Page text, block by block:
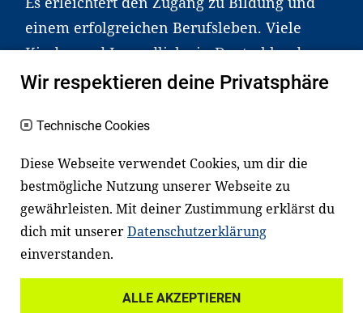
einem erfolgreichen Berufsleben. Viele
Kinder und Jugendliche in Deutschland
haben aber große Schwierigkeiten dabei.
an Familien sowie an Erzieher*innen,
Lehrer*innen und andere
Fachexpert*innen. Dafür arbeiten wir eng
mit Ministerien, wissenschaftlichen
Einrichtungen, Verbänden, Unternehmen
und anderen Stiftungen zusammen.
Wir respektieren deine Privatsphäre
Technische Cookies
Diese Webseite verwendet Cookies, um dir die
bestmögliche Nutzung unserer Webseite zu
gewährleisten. Mit deiner Zustimmung erklärst du
dich mit unsererDatenschutzerklärung
einverstanden.
ALLE AKZEPTIEREN